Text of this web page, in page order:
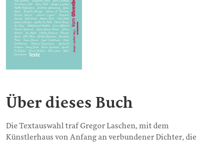
Über dieses Buch
Die Textauswahl traf Gregor Laschen, mit dem
Künstlerhaus von Anfang an verbundener Dichter, die